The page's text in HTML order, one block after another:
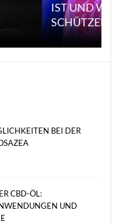
IST UND
SCHÜTZEN
BEI DER
CBD-ÖL:
UND